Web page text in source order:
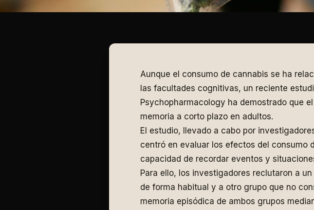
Aunque el consumo de cannabis se ha
las facultades cognitivas, un reciente
Psychopharmacology ha demostrado que
memoria a corto plazo en adultos.
El estudio, llevado a cabo por
centró en evaluar los efectos del consumo
capacidad de recordar eventos y
Para ello, los investigadores reclutaron a
de forma habitual y a otro grupo que no
memoria episódica de ambos grupos